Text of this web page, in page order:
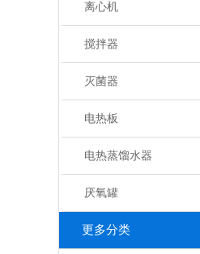
离心机
搅拌器
灭菌器
电热板
电热蒸馏水器
厌氧罐
更多分类